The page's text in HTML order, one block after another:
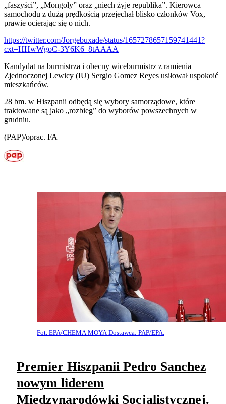
„faszyści”, „Mongoły” oraz „niech żyje republika”. Kierowca
samochodu z dużą prędkością przejechał blisko członków Vox,
prawie ocierając się o nich.
https://twitter.com/Jorgebuxade/status/1657278657159741441?
cxt=HHwWgoC-3Y6K6_8tAAAA
Kandydat na burmistrza i obecny wiceburmistrz z ramienia
Zjednoczonej Lewicy (IU) Sergio Gomez Reyes usiłował uspokoić
mieszkańców.
28 bm. w Hiszpanii odbędą się wybory samorządowe, które
traktowane są jako „rozbieg” do wyborów powszechnych w
grudniu.
(PAP)/oprac. FA
Fot. EPA/CHEMA MOYA Dostawca: PAP/EPA.
Premier Hiszpanii Pedro Sanchez
nowym liderem
Międzynarodówki Socjalistycznej.